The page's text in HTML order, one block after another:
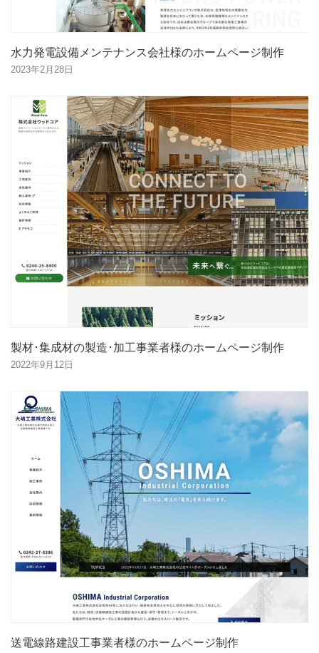
水力発電設備メンテナンス会社様のホームページ制作
2023年2月28日
製材･集成材の製造･加工事業者様のホームページ制作
2022年9月12日
送電線路建設工事業者様のホームページ制作